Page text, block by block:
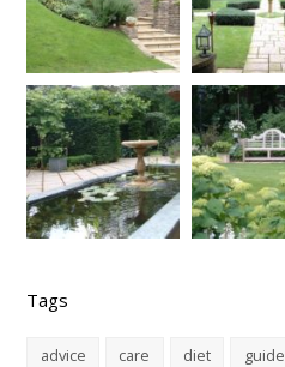
Tags
advice care diet guide